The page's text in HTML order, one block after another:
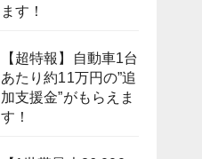
ます！
【超特報】自動車1台
あたり約11万円の”追
加支援金”がもらえま
す！